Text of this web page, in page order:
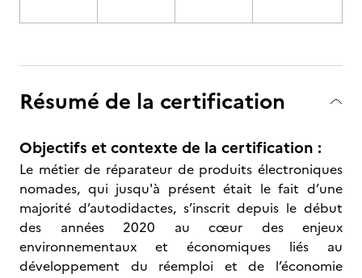
Résumé de la certification
Objectifs et contexte de la certification :
Le métier de réparateur de produits électroniques
nomades, qui jusqu'à présent était le fait d’une
majorité d’autodidactes, s’inscrit depuis le début
des années 2020 au cœur des enjeux
environnementaux et économiques liés au
développement du réemploi et de l’économie